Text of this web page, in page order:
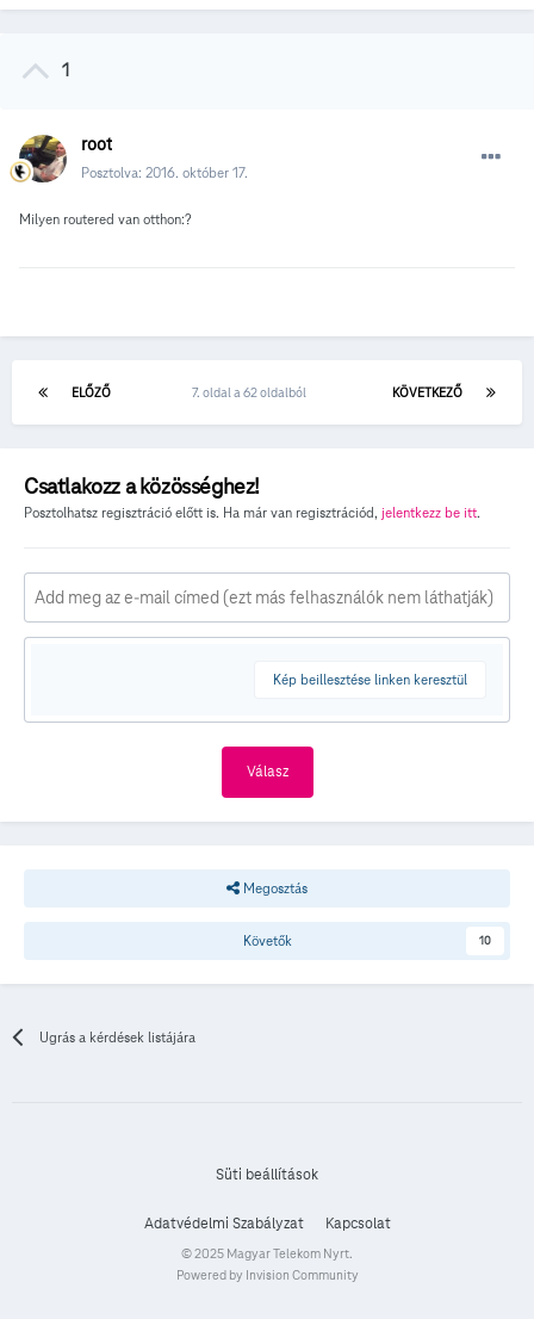
1
root
Posztolva: 2016. október 17.
Milyen routered van otthon:?
ELŐZŐ KÖVETKEZŐ
7. oldal a 62 oldalból
Csatlakozz a közösséghez!
Posztolhatsz regisztráció előtt is. Ha már van regisztrációd, jelentkezz be itt.
Kép beillesztése linken keresztül
Válasz
Megosztás
Követők 10
Ugrás a kérdések listájára
Süti beállítások
Adatvédelmi Szabályzat Kapcsolat
© 2025 Magyar Telekom Nyrt.
Powered by Invision Community